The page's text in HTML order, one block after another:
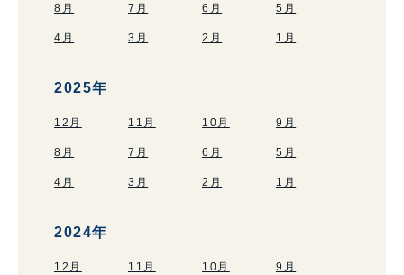
8月 7月 6月 5月
4月 3月 2月 1月
2025年
12月 11月 10月 9月
8月 7月 6月 5月
4月 3月 2月 1月
2024年
12月 11月 10月 9月